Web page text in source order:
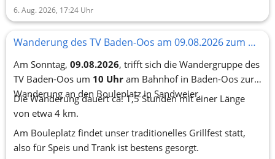
6. Aug. 2026, 17:24 Uhr
Wanderung des TV Baden-Oos am 09.08.2026 zum Grillen am Bouleplatz in Sandweier
Am Sonntag, 09.08.2026, trifft sich die Wandergruppe des
TV Baden-Oos um 10 Uhr am Bahnhof in Baden-Oos zur
Wanderung an den Bouleplatz in Sandweier.
Die Wanderung dauert ca. 1,5 Stunden mit einer Länge
von etwa 4 km.
Am Bouleplatz findet unser traditionelles Grillfest statt,
also für Speis und Trank ist bestens gesorgt.